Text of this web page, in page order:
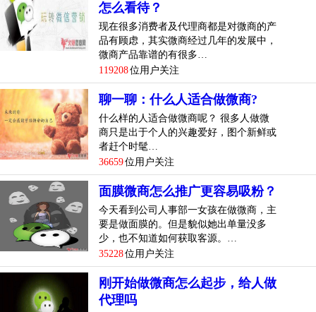
怎么看待？
现在很多消费者及代理商都是对微商的产
品有顾虑，其实微商经过几年的发展中，
微商产品靠谱的有很多…
119208位用户关注
聊一聊：什么人适合做微商?
什么样的人适合做微商呢？ 很多人做微
商只是出于个人的兴趣爱好，图个新鲜或
者赶个时髦…
36659位用户关注
面膜微商怎么推广更容易吸粉？
今天看到公司人事部一女孩在做微商，主
要是做面膜的。但是貌似她出单量没多
少，也不知道如何获取客源。…
35228位用户关注
刚开始做微商怎么起步，给人做
代理吗